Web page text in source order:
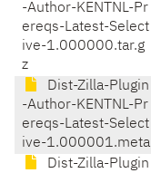
-Author-KENTNL-Pr
ereqs-Latest-Select
ive-1.000000.tar.g
z
Dist-Zilla-Plugin
-Author-KENTNL-Pr
ereqs-Latest-Select
ive-1.000001.meta
Dist-Zilla-Plugin